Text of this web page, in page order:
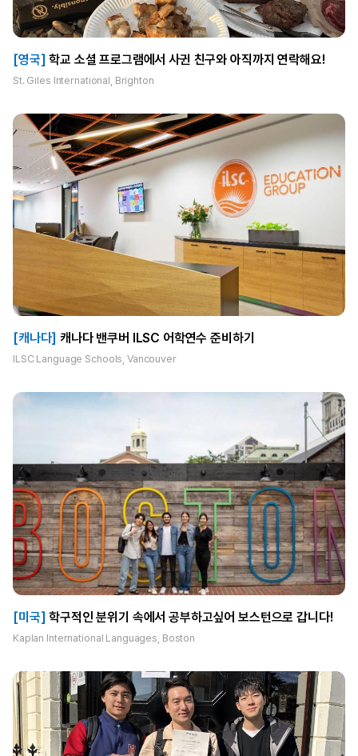
[영국] 학교 소셜 프로그램에서 사귄 친구와 아직까지 연락해요!
St. Giles International, Brighton
[캐나다] 캐나다 밴쿠버 ILSC 어학연수 준비하기
ILSC Language Schools, Vancouver
[미국] 학구적인 분위기 속에서 공부하고싶어 보스턴으로 갑니다!
Kaplan International Languages, Boston